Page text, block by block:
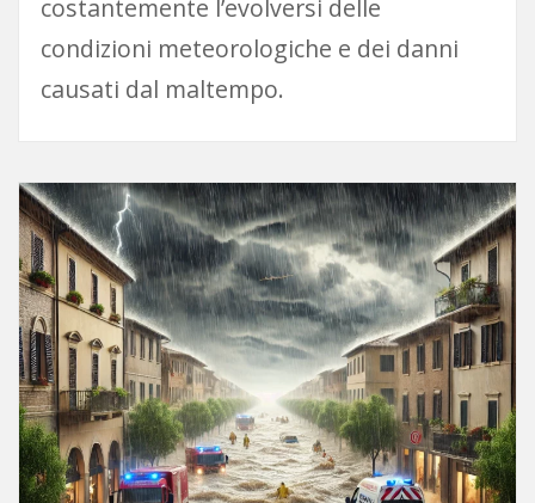
costantemente l’evolversi delle
condizioni meteorologiche e dei danni
causati dal maltempo.